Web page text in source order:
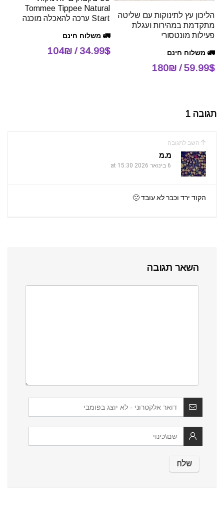
הליכון עץ לתינוקות עם שליטה
מתקדמת במהירות ועגלת
פעילות מונטסורי
🚛 משלוח חינם
59.99$ / 180₪
Tommee Tippee Natural
Start ערכה להאכלה מוכנה
🚛 משלוח חינם
34.99$ / 104₪
תגובה 1
השב לתגובה
מ.מ
6 בינואר 2026 at 15:30
הקוד ירד וכבר לא עובד 🙁
השאר תגובה